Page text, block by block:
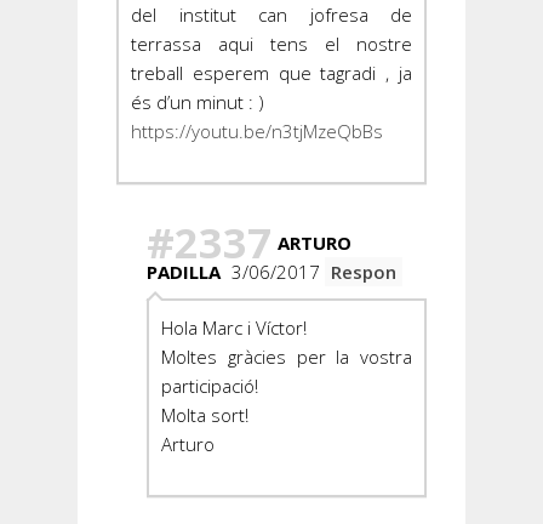
del institut can jofresa de
terrassa aqui tens el nostre
treball esperem que tagradi , ja
és d’un minut : )
https://youtu.be/n3tjMzeQbBs
#2337 ARTURO
PADILLA 3/06/2017 Respon
Hola Marc i Víctor!
Moltes gràcies per la vostra
participació!
Molta sort!
Arturo